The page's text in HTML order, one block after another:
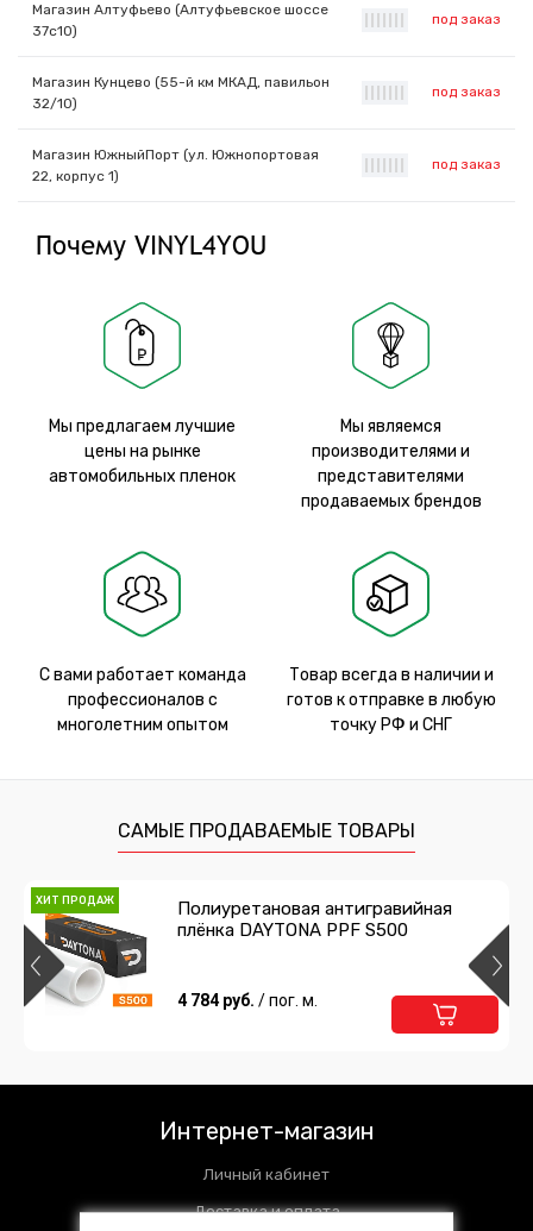
Магазин Алтуфьево (Алтуфьевское шоссе
37с10)
под заказ
Магазин Кунцево (55-й км МКАД, павильон
32/10)
под заказ
Магазин ЮжныйПорт (ул. Южнопортовая
22, корпус 1)
под заказ
Почему VINYL4YOU
Мы предлагаем лучшие
цены на рынке
автомобильных пленок
Мы являемся
производителями и
представителями
продаваемых брендов
С вами работает команда
профессионалов с
многолетним опытом
Товар всегда в наличии и
готов к отправке в любую
точку РФ и СНГ
САМЫЕ ПРОДАВАЕМЫЕ ТОВАРЫ
ХИТ ПРОДАЖ
Полиуретановая антигравийная
плёнка DAYTONA PPF S500
4 784 руб. / пог. м.
Интернет-магазин
Личный кабинет
Доставка и оплата